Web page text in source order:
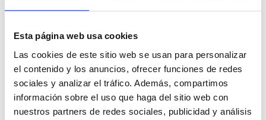
Esta página web usa cookies
Las cookies de este sitio web se usan para personalizar
el contenido y los anuncios, ofrecer funciones de redes
sociales y analizar el tráfico. Además, compartimos
información sobre el uso que haga del sitio web con
nuestros partners de redes sociales, publicidad y análisis
Si tens dubtes, posa't en contacte amb els
tècnics de CTIS ara mateix perquè puguem
ajudar-te.
Pots contactar amb nosaltres per